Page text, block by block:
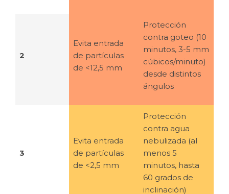
2
Evita entrada
de partículas
de <12,5 mm
Protección
contra goteo (10
minutos, 3-5 mm
cúbicos/minuto)
desde distintos
ángulos
3
Evita entrada
de partículas
de <2,5 mm
Protección
contra agua
nebulizada (al
menos 5
minutos, hasta
60 grados de
inclinación)